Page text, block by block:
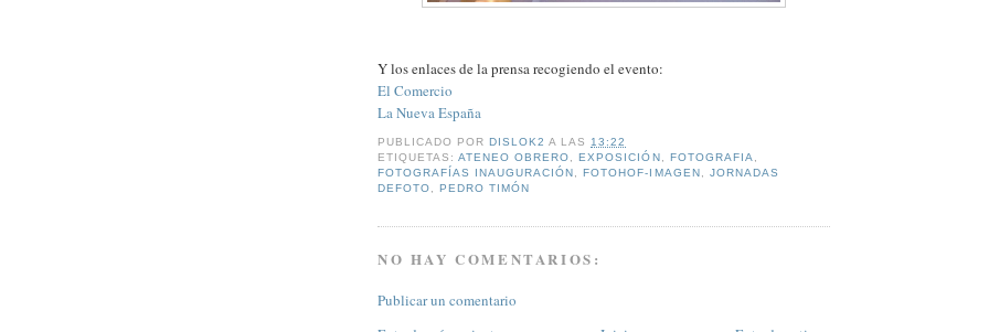
Y los enlaces de la prensa recogiendo el evento:
El Comercio
La Nueva España
PUBLICADO PORDISLOK2A LAS 13:22
ETIQUETAS:ATENEO OBRERO ,EXPOSICIÓN FOTOGRAFIA
FOTOGRAFÍAS INAUGURACIÓN
,FOTOHOF-IMAGEN
JORNADAS
DEFOTO ,PEDRO TIMÓN
NO HAY COMENTARIOS:
Publicar un comentario